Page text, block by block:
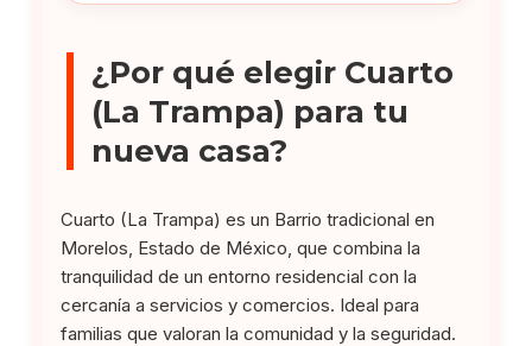
¿Por qué elegir Cuarto
(La Trampa) para tu
nueva casa?
Cuarto (La Trampa) es un Barrio tradicional en
Morelos, Estado de México, que combina la
tranquilidad de un entorno residencial con la
cercanía a servicios y comercios. Ideal para
familias que valoran la comunidad y la seguridad.